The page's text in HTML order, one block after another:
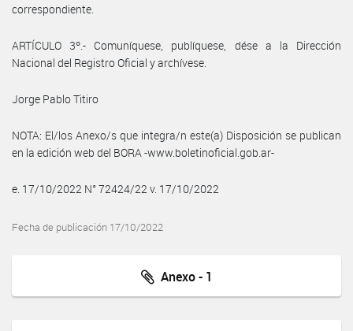
correspondiente.
ARTÍCULO 3º.- Comuníquese, publíquese, dése a la Dirección
Nacional del Registro Oficial y archívese.
Jorge Pablo Titiro
NOTA: El/los Anexo/s que integra/n este(a) Disposición se publican
en la edición web del BORA -www.boletinoficial.gob.ar-
e. 17/10/2022 N° 72424/22 v. 17/10/2022
Fecha de publicación 17/10/2022
Anexo - 1